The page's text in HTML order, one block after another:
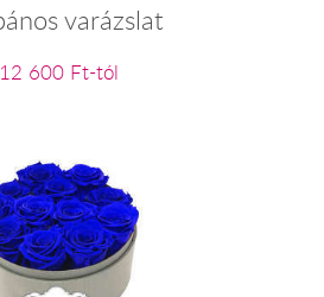
varázslat
12 600 Ft-tól